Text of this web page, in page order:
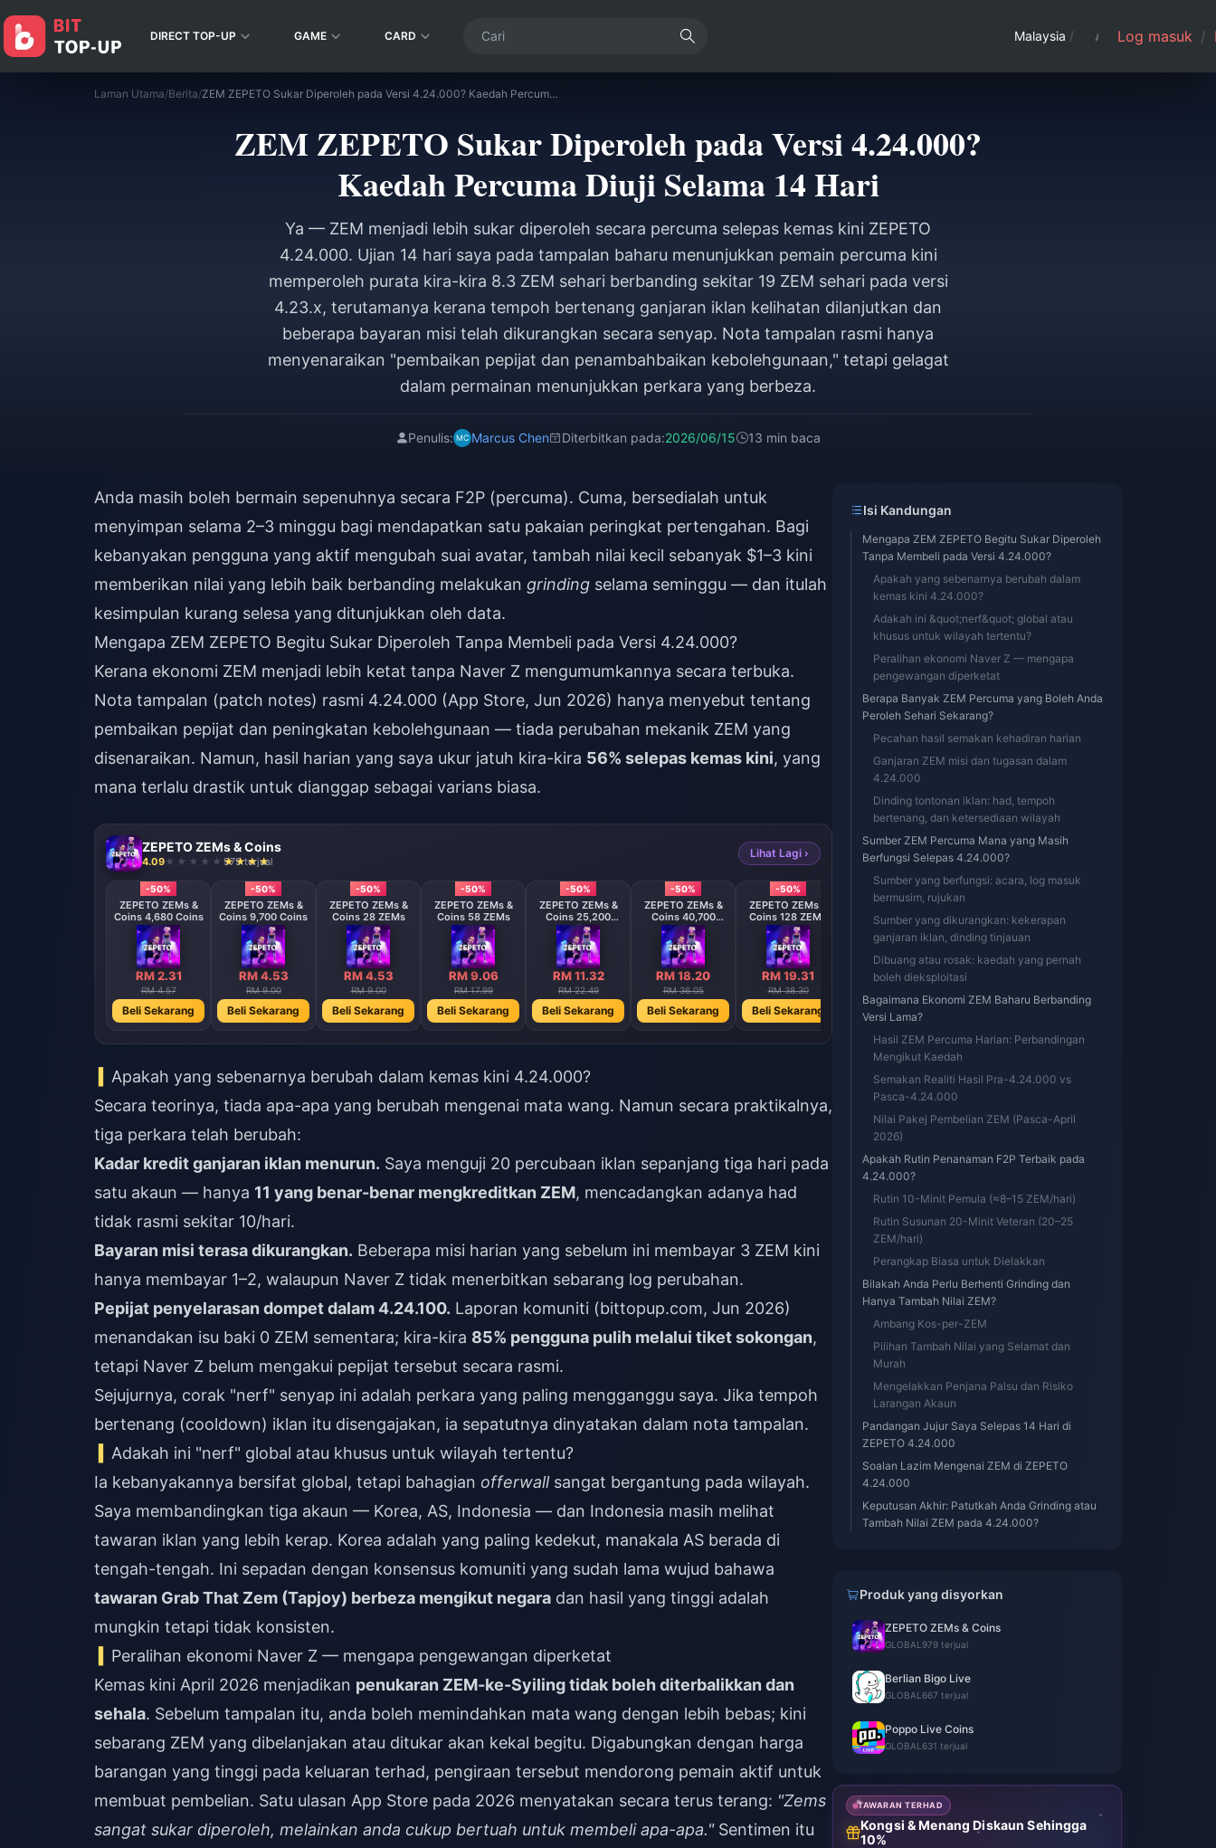
DIRECT TOP-UP GAME CARD Malaysia / Log masuk /
Laman Utama/Berita/ ZEM ZEPETO Sukar Diperoleh pada Versi 4.24.000? Kaedah Percuma Diuji Selama 14 Hari
ZEM ZEPETO Sukar Diperoleh pada Versi 4.24.000?
Kaedah Percuma Diuji Selama 14 Hari
Ya — ZEM menjadi lebih sukar diperoleh secara percuma selepas kemas kini ZEPETO
4.24.000. Ujian 14 hari saya pada tampalan baharu menunjukkan pemain percuma kini
memperoleh purata kira-kira 8.3 ZEM sehari berbanding sekitar 19 ZEM sehari pada versi
4.23.x, terutamanya kerana tempoh bertenang ganjaran iklan kelihatan dilanjutkan dan
beberapa bayaran misi telah dikurangkan secara senyap. Nota tampalan rasmi hanya
menyenaraikan "pembaikan pepijat dan penambahbaikan kebolehgunaan," tetapi gelagat
dalam permainan menunjukkan perkara yang berbeza.
Penulis: Marcus Chen Diterbitkan pada:2026/06/15 13 min baca
Anda masih boleh bermain sepenuhnya secara F2P (percuma). Cuma, bersedialah untuk
menyimpan selama 2–3 minggu bagi mendapatkan satu pakaian peringkat pertengahan. Bagi
kebanyakan pengguna yang aktif mengubah suai avatar, tambah nilai kecil sebanyak $1–3 kini
memberikan nilai yang lebih baik berbanding melakukan grinding selama seminggu — dan itulah
kesimpulan kurang selesa yang ditunjukkan oleh data.
Mengapa ZEM ZEPETO Begitu Sukar Diperoleh Tanpa Membeli pada Versi 4.24.000?
Kerana ekonomi ZEM menjadi lebih ketat tanpa Naver Z mengumumkannya secara terbuka.
Nota tampalan (patch notes) rasmi 4.24.000 (App Store, Jun 2026) hanya menyebut tentang
pembaikan pepijat dan peningkatan kebolehgunaan — tiada perubahan mekanik ZEM yang
disenaraikan. Namun, hasil harian yang saya ukur jatuh kira-kira 56% selepas kemas kini, yang
mana terlalu drastik untuk dianggap sebagai varians biasa.
ZEPETO ZEMs & Coins
4.09 979 terjual
Lihat Lagi ›
-50%
ZEPETO ZEMs &
Coins 4,680 Coins
RM 2.31
RM 4.57
Beli Sekarang
-50%
ZEPETO ZEMs &
Coins 9,700 Coins
RM 4.53
RM 9.00
Beli Sekarang
-50%
ZEPETO ZEMs &
Coins 28 ZEMs
RM 4.53
RM 9.00
Beli Sekarang
-50%
ZEPETO ZEMs &
Coins 58 ZEMs
RM 9.06
RM 17.99
Beli Sekarang
-50%
ZEPETO ZEMs &
Coins 25,200
Coins
RM 11.32
RM 22.49
Beli Sekarang
-50%
ZEPETO ZEMs &
Coins 40,700
Coins
RM 18.20
RM 36.05
Beli Sekarang
-50%
ZEPETO ZEMs &
Coins 128 ZEMs
RM 19.31
RM 38.30
Beli Sekarang
ZEPETO ZEMs &
Coins 110,000
RM 47.67
Beli Sekarang
ZEPETO ZEMs &
Coins 323 ZEMs
Beli Sekarang
Apakah yang sebenarnya berubah dalam kemas kini 4.24.000?
Secara teorinya, tiada apa-apa yang berubah mengenai mata wang. Namun secara praktikalnya,
tiga perkara telah berubah:
Kadar kredit ganjaran iklan menurun. Saya menguji 20 percubaan iklan sepanjang tiga hari pada
satu akaun — hanya 11 yang benar-benar mengkreditkan ZEM, mencadangkan adanya had
tidak rasmi sekitar 10/hari.
Bayaran misi terasa dikurangkan. Beberapa misi harian yang sebelum ini membayar 3 ZEM kini
hanya membayar 1–2, walaupun Naver Z tidak menerbitkan sebarang log perubahan.
Pepijat penyelarasan dompet dalam 4.24.100. Laporan komuniti (bittopup.com, Jun 2026)
menandakan isu baki 0 ZEM sementara; kira-kira 85% pengguna pulih melalui tiket sokongan,
tetapi Naver Z belum mengakui pepijat tersebut secara rasmi.
Sejujurnya, corak "nerf" senyap ini adalah perkara yang paling mengganggu saya. Jika tempoh
bertenang (cooldown) iklan itu disengajakan, ia sepatutnya dinyatakan dalam nota tampalan.
Adakah ini "nerf" global atau khusus untuk wilayah tertentu?
Ia kebanyakannya bersifat global, tetapi bahagian offerwallsangat bergantung pada wilayah.
Saya membandingkan tiga akaun — Korea, AS, Indonesia — dan Indonesia masih melihat
tawaran iklan yang lebih kerap. Korea adalah yang paling kedekut, manakala AS berada di
tengah-tengah. Ini sepadan dengan konsensus komuniti yang sudah lama wujud bahawa
tawaran Grab That Zem (Tapjoy) berbeza mengikut negara dan hasil yang tinggi adalah
mungkin tetapi tidak konsisten.
Peralihan ekonomi Naver Z — mengapa pengewangan diperketat
Kemas kini April 2026 menjadikan penukaran ZEM-ke-Syiling tidak boleh diterbalikkan dan
sehala. Sebelum tampalan itu, anda boleh memindahkan mata wang dengan lebih bebas; kini
sebarang ZEM yang dibelanjakan atau ditukar akan kekal begitu. Digabungkan dengan harga
barangan yang tinggi pada keluaran terhad, pengiraan tersebut mendorong pemain aktif untuk
membuat pembelian. Satu ulasan App Store pada 2026 menyatakan secara terus terang: "Zems
sangat sukar diperoleh, melainkan anda cukup bertuah untuk membeli apa-apa."Sentimen itu
Isi Kandungan
Mengapa ZEM ZEPETO Begitu Sukar Diperoleh
Tanpa Membeli pada Versi 4.24.000?
Apakah yang sebenarnya berubah dalam
kemas kini 4.24.000?
Adakah ini &quot;nerf&quot; global atau
khusus untuk wilayah tertentu?
Peralihan ekonomi Naver Z — mengapa
pengewangan diperketat
Berapa Banyak ZEM Percuma yang Boleh Anda
Peroleh Sehari Sekarang?
Pecahan hasil semakan kehadiran harian
Ganjaran ZEM misi dan tugasan dalam
4.24.000
Dinding tontonan iklan: had, tempoh
bertenang, dan ketersediaan wilayah
Sumber ZEM Percuma Mana yang Masih
Berfungsi Selepas 4.24.000?
Sumber yang berfungsi: acara, log masuk
bermusim, rujukan
Sumber yang dikurangkan: kekerapan
ganjaran iklan, dinding tinjauan
Dibuang atau rosak: kaedah yang pernah
boleh dieksploitasi
Bagaimana Ekonomi ZEM Baharu Berbanding
Versi Lama?
Hasil ZEM Percuma Harian: Perbandingan
Mengikut Kaedah
Semakan Realiti Hasil Pra-4.24.000 vs
Pasca-4.24.000
Nilai Pakej Pembelian ZEM (Pasca-April
2026)
Apakah Rutin Penanaman F2P Terbaik pada
4.24.000?
Rutin 10-Minit Pemula (≈8–15 ZEM/hari)
Rutin Susunan 20-Minit Veteran (20–25
ZEM/hari)
Perangkap Biasa untuk Dielakkan
Bilakah Anda Perlu Berhenti Grinding dan
Hanya Tambah Nilai ZEM?
Ambang Kos-per-ZEM
Pilihan Tambah Nilai yang Selamat dan
Murah
Mengelakkan Penjana Palsu dan Risiko
Larangan Akaun
Pandangan Jujur Saya Selepas 14 Hari di
ZEPETO 4.24.000
Soalan Lazim Mengenai ZEM di ZEPETO
4.24.000
Keputusan Akhir: Patutkah Anda Grinding atau
Tambah Nilai ZEM pada 4.24.000?
Produk yang disyorkan
ZEPETO ZEMs & Coins
GLOBAL 979 terjual
Berlian Bigo Live
GLOBAL 667 terjual
Poppo Live Coins
GLOBAL 631 terjual
TAWARAN TERHAD
Kongsi & Menang Diskaun Sehingga
10%